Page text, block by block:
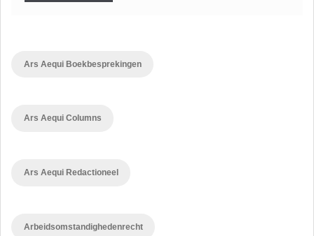
Ars Aequi Boekbesprekingen
Ars Aequi Columns
Ars Aequi Redactioneel
Arbeidsomstandighedenrecht